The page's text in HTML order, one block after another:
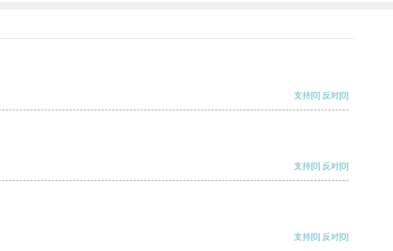
支持[0] 反对[0]
支持[0] 反对[0]
支持[0] 反对[0]